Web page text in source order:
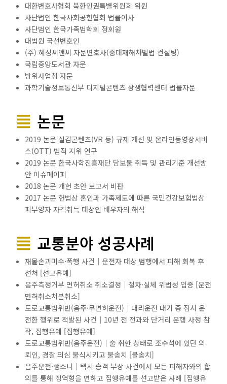
대한변호사협회 북한인권특별위원회 위원
사단법인 한국사회공헌협회 법률이사
사단법인 한국가족법학회 정회원
대법원 국선변호인
(주) 혜성씨앤씨 자문변호사(중대재해처벌법 컨설팅)
국립중앙도서관 자문
방위사업청 자문
과학기술정보통신부 디지털콘텐츠 상생협력센터 법률자문
논문
2019 논문 실감콘텐츠(VR 등) 규제 개선 및 온라인동영상서비
스(OTT) 법적 지위 연구
2019 논문 한국사학진흥재단 담보물 취득 및 관리기준 개선방
안 이슈페이퍼
2018 논문 개헌 초안 보고서 비판
2017 논문 헌법상 혼인과 가족제도에 따른 국민건강보험법상
피부양자 자격취득 대상인 배우자의 해석
교통분야 성공사례
재물손괴미수·폭행 사건│운전자 대상 범행에서 피해 회복 후
선처 [선고유예]
음주측정거부 면허취소 취소결정│절차·실체 위법성 입증 [운전
면허취소처분취소]
도로교통법위반(음주·무면허운전)│대리운전 대기 중 잠시 운
전한 행위로 적발된 사건│10년 전 전과와 단거리 운행 사정 참
작, 집행유예 [집행유예]
도로교통법위반(음주운전)│술 취한 상태로 조수석에 있던 의
뢰인, 경찰 의심 불식시키고 불송치 [불송치]
음주운전·뺑소니│택시 승객 부상 사건에서 모든 피해자와의 합
의를 통해 징역형을 면하고 집행유예를 선고받은 사례 [집행유